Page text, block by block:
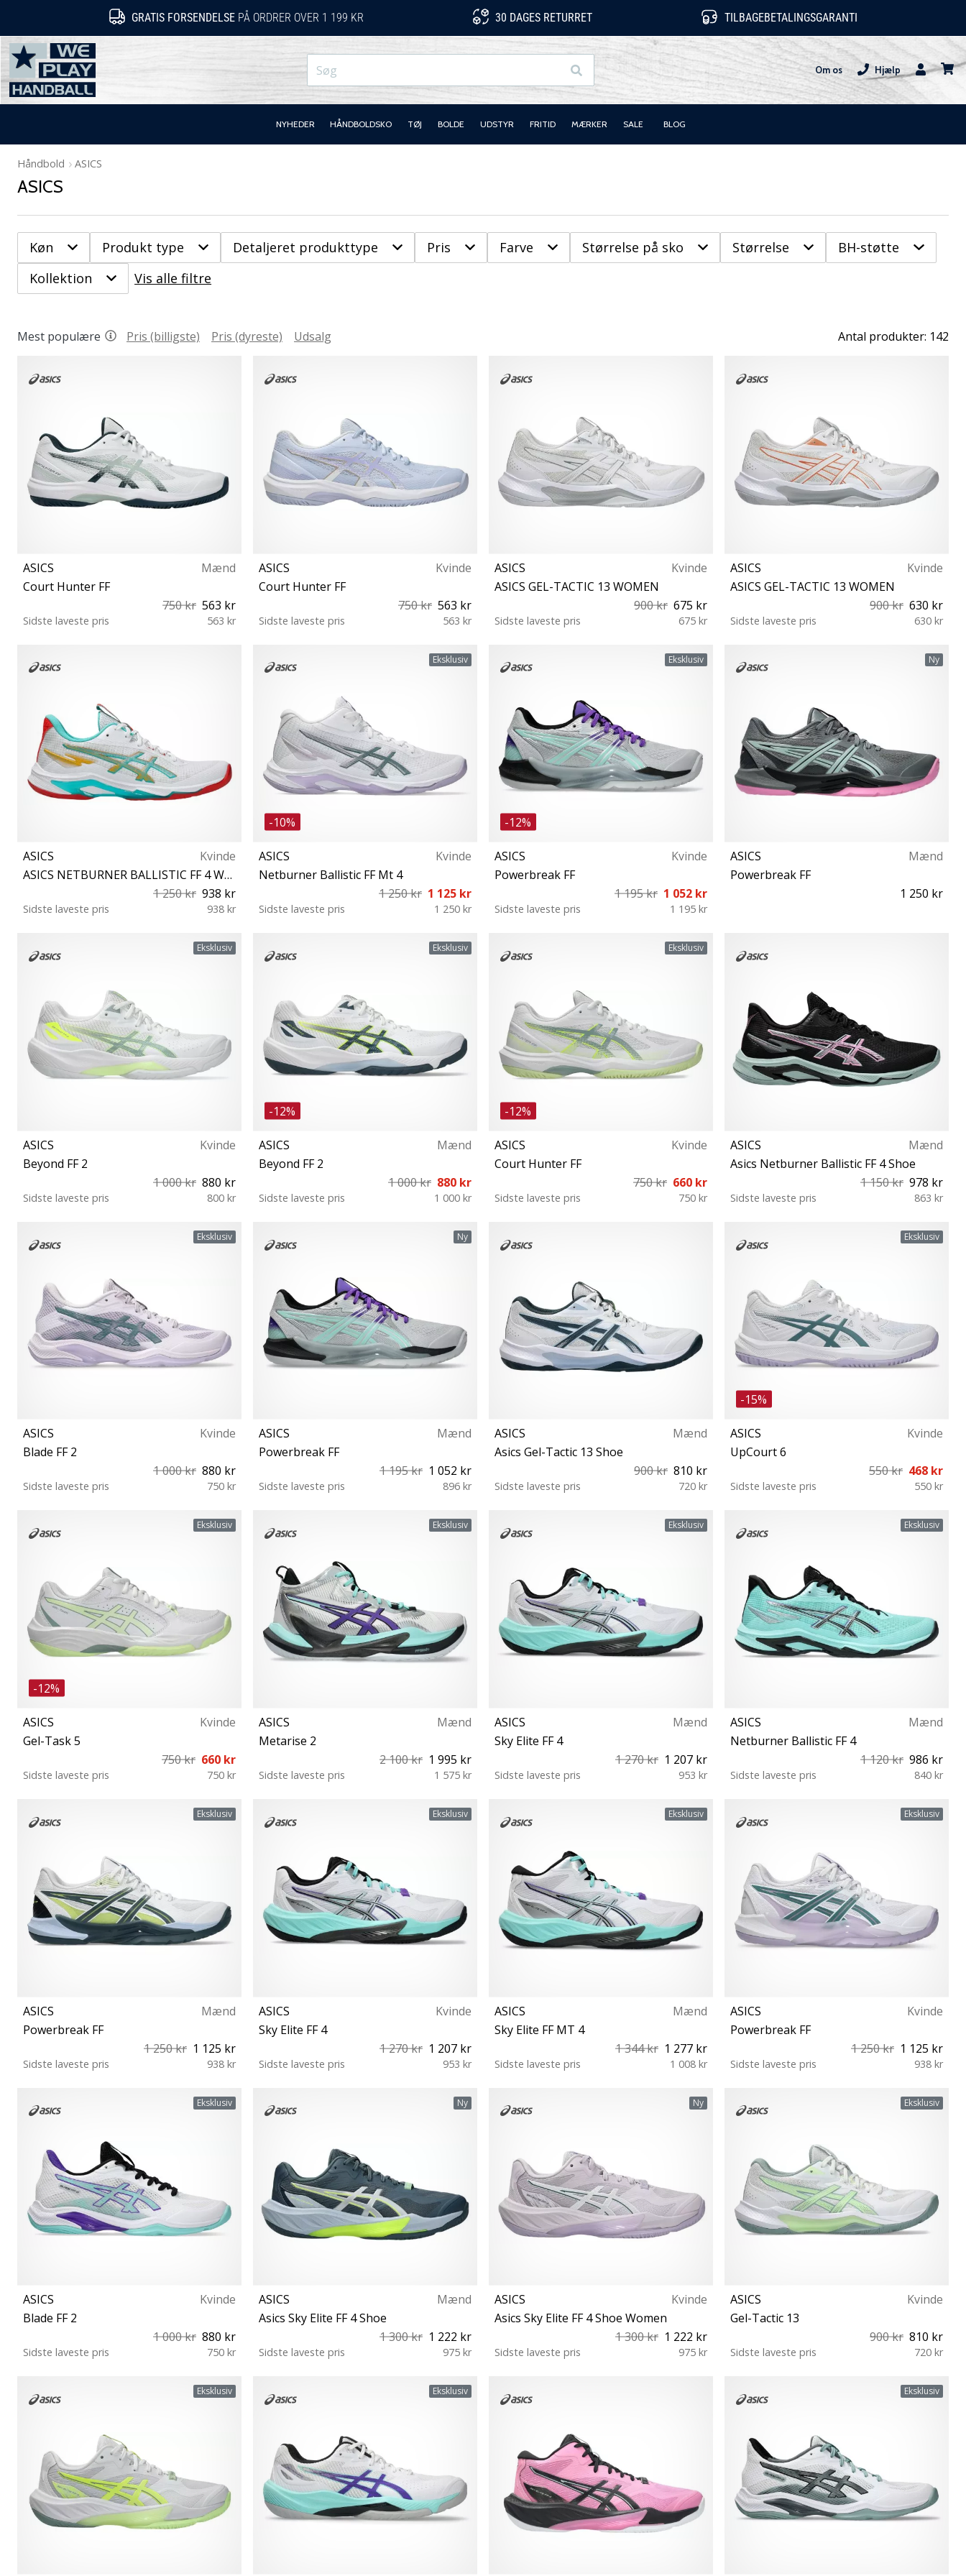
GRATIS FORSENDELSE PÅ ORDRER OVER 1 199 KR 30 DAGES RETURRET TILBAGEBETALINGSGARANTI
WePlayHandball.dk
Om os
Hjælp
Bruger
NYHEDER HÅNDBOLDSKO TØJ BOLDE UDSTYR FRITID MÆRKER SALE BLOG
Håndbold ASICS
ASICS
Køn Produkt type Detaljeret produkttype Pris Farve Størrelse på sko Størrelse
BH-støtte
Kollektion
Vis alle filtre
Mest populære Pris (billigste) Pris (dyreste) Udsalg Antal produkter: 142
ASICS
Mænd
Court Hunter FF
750 kr 563 kr
Sidste laveste pris 563 kr
ASICS
Kvinde
Court Hunter FF
750 kr 563 kr
Sidste laveste pris 563 kr
ASICS
Kvinde
ASICS GEL-TACTIC 13 WOMEN
900 kr 675 kr
Sidste laveste pris 675 kr
37 37½ 38 39 39½ 40 40½ 41½ 42 44
ASICS
Kvinde
ASICS GEL-TACTIC 13 WOMEN
900 kr 630 kr
Sidste laveste pris 630 kr
ASICS
Kvinde
ASICS NETBURNER BALLISTIC FF 4 WOMEN
1 250 kr 938 kr
Sidste laveste pris 938 kr
Eksklusiv
-10%
ASICS
Kvinde
Netburner Ballistic FF Mt 4
1 250 kr 1 125 kr
Sidste laveste pris 1 250 kr
37 37½ 38 39 39½ 40 40½ 41½ 42 42½ 44
Eksklusiv
-12%
ASICS
Kvinde
Powerbreak FF
1 195 kr 1 052 kr
Sidste laveste pris 1 195 kr
36 37 37½ 38 39 39½ 40 40½ 41½ 42 42½
Ny
ASICS
Mænd
Powerbreak FF
1 250 kr
Eksklusiv
ASICS
Kvinde
Beyond FF 2
1 000 kr 880 kr
Sidste laveste pris 800 kr
37 37½ 39 39½ 40 40½ 41½ 42 42½ 43½
Eksklusiv
-12%
ASICS
Mænd
Beyond FF 2
1 000 kr 880 kr
Sidste laveste pris 1 000 kr
40 40½ 41½ 42 42½ 43½ 44 44½ 45 46 46½
Eksklusiv
-12%
ASICS
Kvinde
Court Hunter FF
750 kr 660 kr
Sidste laveste pris 750 kr
ASICS
Mænd
Asics Netburner Ballistic FF 4 Shoe
1 150 kr 978 kr
Sidste laveste pris 863 kr
39½ 40 40½ 41½ 42 42½ 43½ 44 44½ 45 46
Eksklusiv
ASICS
Kvinde
Blade FF 2
1 000 kr 880 kr
Sidste laveste pris 750 kr
37 37½ 38 39 39½ 40 40½ 41½ 42 42½ 43½
Ny
ASICS
Mænd
Powerbreak FF
1 195 kr 1 052 kr
Sidste laveste pris 896 kr
39½ 40 40½ 41½ 42 42½ 43½ 44 44½ 45 46
ASICS
Mænd
Asics Gel-Tactic 13 Shoe
900 kr 810 kr
Sidste laveste pris 720 kr
40 40½ 41½ 42 42½ 43½ 44 44½ 45 46 46½
Eksklusiv
-15%
ASICS
Kvinde
UpCourt 6
550 kr 468 kr
Sidste laveste pris 550 kr
37 37½ 38 39 39½ 40 40½ 41½ 42 43½
Eksklusiv
-12%
ASICS
Kvinde
Gel-Task 5
750 kr 660 kr
Sidste laveste pris 750 kr
36 37 37½ 38 39 39½ 40 40½ 41½ 42 42½
Eksklusiv
ASICS
Mænd
Metarise 2
2 100 kr 1 995 kr
Sidste laveste pris 1 575 kr
41½ 42 42½ 43½ 44 44½ 45 46 46½ 47 48 49
Eksklusiv
ASICS
Mænd
Sky Elite FF 4
1 270 kr 1 207 kr
Sidste laveste pris 953 kr
41½ 42 42½ 43½ 44 44½ 45 46 46½ 47 48 49
Eksklusiv
ASICS
Mænd
Netburner Ballistic FF 4
1 120 kr 986 kr
Sidste laveste pris 840 kr
40½ 41½ 42 42½ 43½ 44 44½ 45 46 46½ 47
Eksklusiv
ASICS
Mænd
Powerbreak FF
1 250 kr 1 125 kr
Sidste laveste pris 938 kr
39½ 40 40½ 41½ 42 42½ 43½ 44 44½ 45 46
Eksklusiv
ASICS
Kvinde
Sky Elite FF 4
1 270 kr 1 207 kr
Sidste laveste pris 953 kr
37½ 38 39 39½ 40 40½ 41½ 42 42½ 43½
Eksklusiv
ASICS
Mænd
Sky Elite FF MT 4
1 344 kr 1 277 kr
Sidste laveste pris 1 008 kr
Eksklusiv
ASICS
Kvinde
Powerbreak FF
1 250 kr 1 125 kr
Sidste laveste pris 938 kr
36 37 37½ 38 39 39½ 40 40½ 41½ 42 42½
Eksklusiv
ASICS
Kvinde
Blade FF 2
1 000 kr 880 kr
Sidste laveste pris 750 kr
37½ 39 39½ 40 40½ 41½ 42 42½ 43½
Ny
ASICS
Mænd
Asics Sky Elite FF 4 Shoe
1 300 kr 1 222 kr
Sidste laveste pris 975 kr
41½ 42 42½ 43½ 44 44½ 45 46 46½ 47 48
Ny
ASICS
Kvinde
Asics Sky Elite FF 4 Shoe Women
1 300 kr 1 222 kr
Sidste laveste pris 975 kr
Eksklusiv
ASICS
Kvinde
Gel-Tactic 13
900 kr 810 kr
Sidste laveste pris 720 kr
37 37½ 38 39 39½ 40 40½ 41½ 42 42½ 43½
Eksklusiv Eksklusiv Eksklusiv